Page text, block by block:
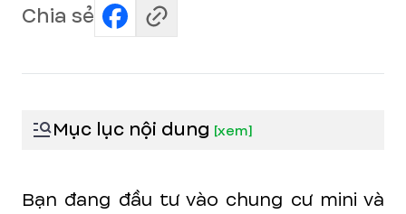
Chia sẻ
Mục lục nội dung [xem]
Bạn đang đầu tư vào chung cư mini và